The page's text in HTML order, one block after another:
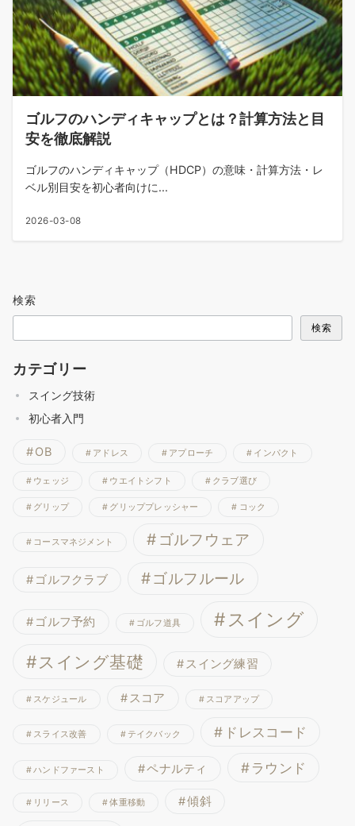
ゴルフのハンディキャップとは？計算方法と目
安を徹底解説
ゴルフのハンディキャップ（HDCP）の意味・計算方法・レ
ベル別目安を初心者向けに...
2026-03-08
検索
検索
カテゴリー
スイング技術
初心者入門
OB アドレス アプローチ インパクト
ウェッジ ウエイトシフト クラブ選び
グリップ グリッププレッシャー コック
コースマネジメント ゴルフウェア
ゴルフクラブ ゴルフルール
ゴルフ予約 ゴルフ道具 スイング
スイング基礎 スイング練習
スケジュール スコア スコアアップ
スライス改善 テイクバック ドレスコード
ハンドファースト ペナルティ ラウンド
リリース 体重移動 傾斜